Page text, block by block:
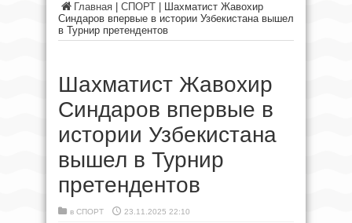
Главная СПОРТ
Шахматист Жавохир
Синдаров впервые в истории Узбекистана вышел
в Турнир претендентов
Шахматист Жавохир
Синдаров впервые в
истории Узбекистана
вышел в Турнир
претендентов
в СПОРТ 23.11.2025 22:10